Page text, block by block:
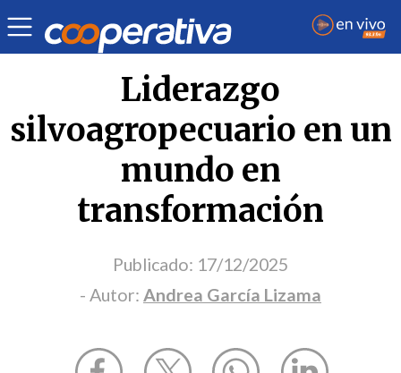
Opinión | Andrea García Lizama
Liderazgo
silvoagropecuario en un
mundo en
transformación
Publicado: 17/12/2025
- Autor: Andrea García Lizama